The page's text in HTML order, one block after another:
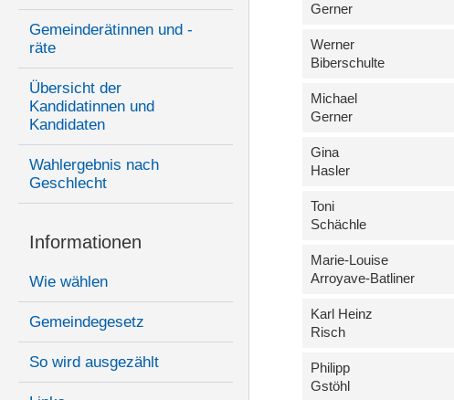
Gemeinderätinnen und -
räte
Übersicht der
Kandidatinnen und
Kandidaten
Wahlergebnis nach
Geschlecht
Informationen
Wie wählen
Gemeindegesetz
So wird ausgezählt
Gerner
Werner
Biberschulte
Michael
Gerner
Gina
Hasler
Toni
Schächle
Marie-Louise
Arroyave-Batliner
Karl Heinz
Risch
Philipp
Gstöhl